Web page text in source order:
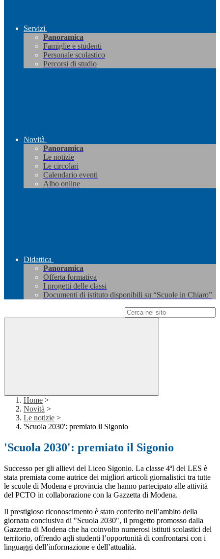
Servizi
Panoramica
Famiglie e studenti
Personale scolastico
Percorsi di studio
Novità
Panoramica
Le notizie
Le circolari
Calendario eventi
Albo online
Didattica
Panoramica
Offerta formativa
I progetti delle classi
Documenti di istituto disponibili su “Scuole in Chiaro”
Home >
Novità >
Le notizie >
'Scuola 2030': premiato il Sigonio
'Scuola 2030': premiato il Sigonio
Successo per gli allievi del Liceo Sigonio. La classe 4ªI del LES è
stata premiata come autrice dei migliori articoli giornalistici tra tutte
le scuole di Modena e provincia che hanno partecipato alle attività
del PCTO in collaborazione con la Gazzetta di Modena.
Il prestigioso riconoscimento è stato conferito nell’ambito della
giornata conclusiva di "Scuola 2030", il progetto promosso dalla
Gazzetta di Modena che ha coinvolto numerosi istituti scolastici del
territorio, offrendo agli studenti l’opportunità di confrontarsi con i
linguaggi dell’informazione e dell’attualità.